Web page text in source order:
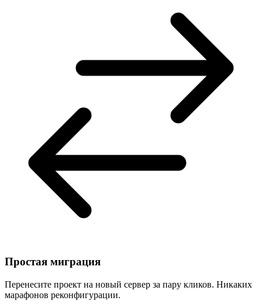
Простая миграция
Перенесите проект на новый сервер за пару кликов. Никаких
марафонов реконфигурации.